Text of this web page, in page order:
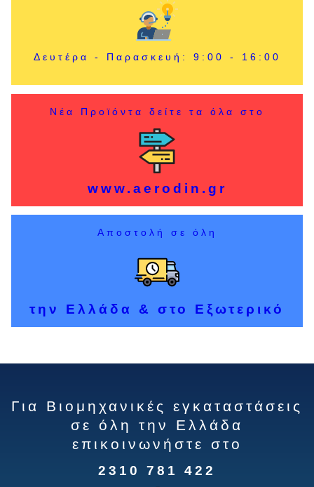
Δευτέρα - Παρασκευή: 9:00 - 16:00
Νέα Προϊόντα δείτε τα όλα στο
www.aerodin.gr
Αποστολή σε όλη
την Ελλάδα & στο Εξωτερικό
Για Βιομηχανικές εγκαταστάσεις
σε όλη την Ελλάδα
επικοινωνήστε στο
2310 781 422